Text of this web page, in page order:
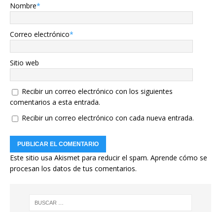
Nombre*
Correo electrónico*
Sitio web
Recibir un correo electrónico con los siguientes
comentarios a esta entrada.
Recibir un correo electrónico con cada nueva entrada.
Este sitio usa Akismet para reducir el spam. Aprende cómo se
procesan los datos de tus comentarios.